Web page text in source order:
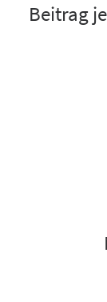
Beitrag